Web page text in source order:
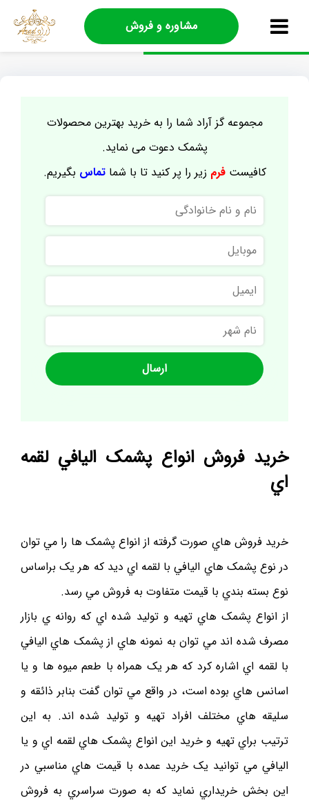
مشاوره و فروش
مجموعه گز آراد شما را به خرید بهترین محصولات
پشمک دعوت می نماید.
کافیستفرم زیر را پر کنید تا با شماتماس بگیریم.
نام
و
نام
خانوادگی
موبایل
ایمیل
نام
شهر
خريد فروش انواع پشمک اليافي لقمه
اي
خريد فروش هاي صورت گرفته از انواع پشمک ها را مي توان
در نوع پشمک هاي اليافي با لقمه اي ديد که هر يک براساس
نوع بسته بندي با قيمت متفاوت به فروش مي رسد.
از انواع پشمک هاي تهيه و توليد شده اي که روانه ي بازار
مصرف شده اند مي توان به نمونه هاي از پشمک هاي اليافي
با لقمه اي اشاره کرد که هر يک همراه با طعم ميوه ها و يا
اسانس هاي بوده است، در واقع مي توان گفت بنابر ذائقه و
سليقه هاي مختلف افراد تهيه و توليد شده اند. به اين
ترتيب براي تهيه و خريد اين انواع پشمک هاي لقمه اي و يا
اليافي مي توانيد يک خريد عمده با قيمت هاي مناسبي در
اين بخش خريداري نمايد که به صورت سراسري به فروش